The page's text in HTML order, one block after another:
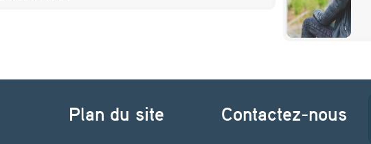
Plan du site Contactez-nous